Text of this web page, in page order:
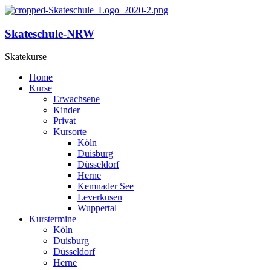
Skateschule-NRW
Skatekurse
Home
Kurse
Erwachsene
Kinder
Privat
Kursorte
Köln
Duisburg
Düsseldorf
Herne
Kemnader See
Leverkusen
Wuppertal
Kurstermine
Köln
Duisburg
Düsseldorf
Herne